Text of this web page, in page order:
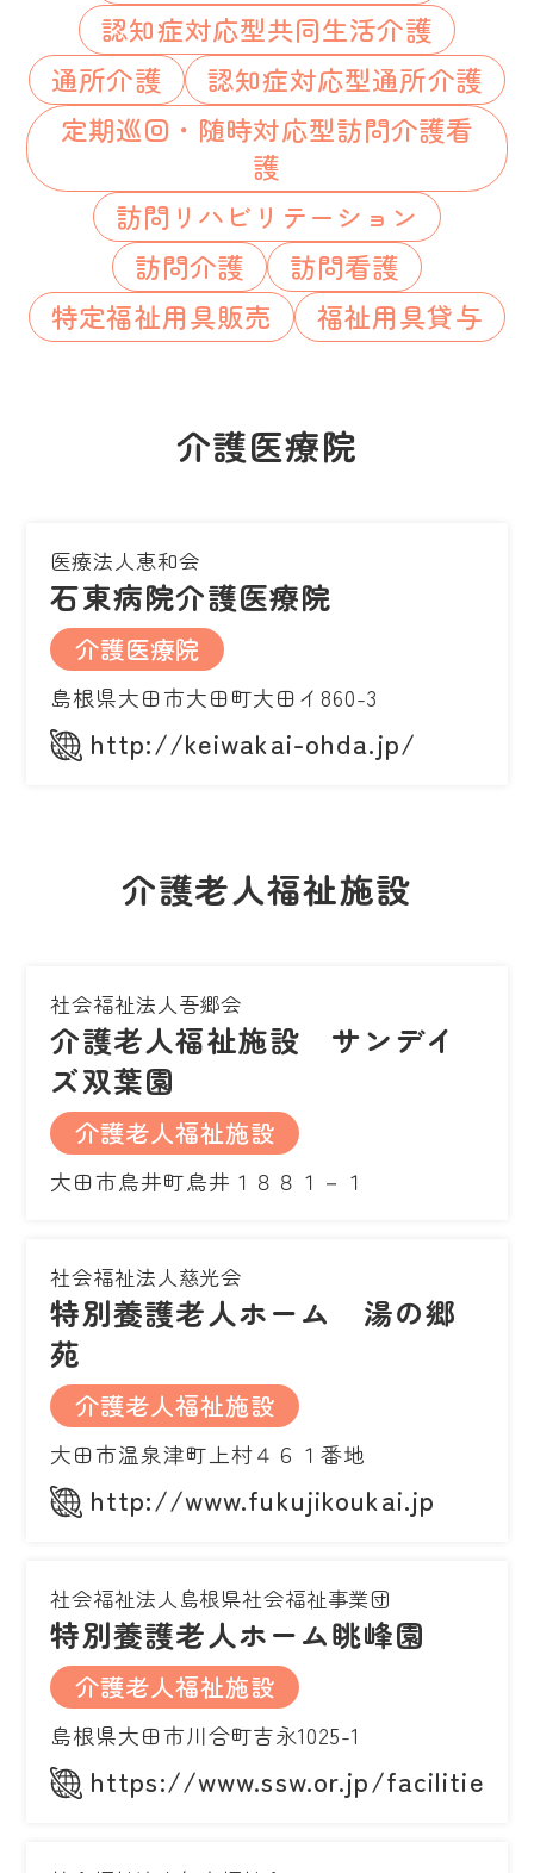
認知症対応型共同生活介護
通所介護
認知症対応型通所介護
定期巡回・随時対応型訪問介護看
護
訪問リハビリテーション
訪問介護
訪問看護
特定福祉用具販売
福祉用具貸与
介護医療院
医療法人恵和会
石東病院介護医療院
介護医療院
島根県大田市大田町大田イ860-3
http://keiwakai-ohda.jp/
介護老人福祉施設
社会福祉法人吾郷会
介護老人福祉施設 サンデイ
ズ双葉園
介護老人福祉施設
大田市鳥井町鳥井１８８１－１
社会福祉法人慈光会
特別養護老人ホーム 湯の郷
苑
介護老人福祉施設
大田市温泉津町上村４６１番地
http://www.fukujikoukai.jp
社会福祉法人島根県社会福祉事業団
特別養護老人ホーム眺峰園
介護老人福祉施設
島根県大田市川合町吉永1025-1
https://www.ssw.or.jp/facilities/